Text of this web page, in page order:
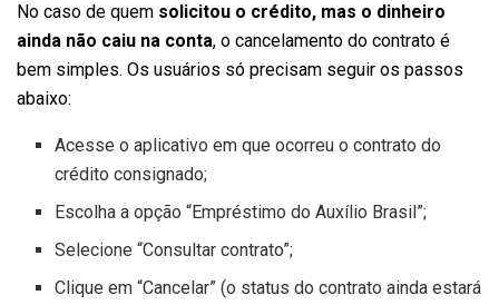
No caso de quem solicitou o crédito, mas o dinheiro
ainda não caiu na conta, o cancelamento do contrato é
bem simples. Os usuários só precisam seguir os passos
abaixo:
Acesse o aplicativo em que ocorreu o contrato do
crédito consignado;
Escolha a opção “Empréstimo do Auxílio Brasil”;
Selecione “Consultar contrato”;
Clique em “Cancelar” (o status do contrato ainda estará